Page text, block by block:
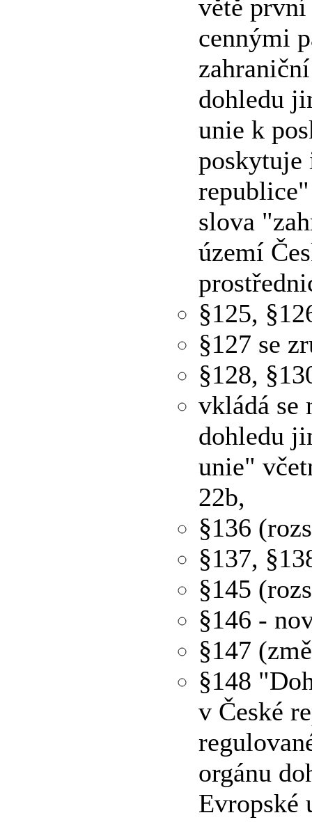
větě první
cennými
dohledu
unie k
poskytuje
slova
území
§125,
§127 se
§128,
vkládá se
dohledu
unie"
22b,
§136
§137,
§145
§146 -
§147
§148
v České
orgánu
Evropské